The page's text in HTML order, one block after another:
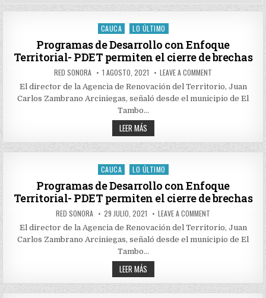
Posted
in
CAUCA LO ÚLTIMO
Programas de Desarrollo con Enfoque
Territorial- PDET permiten el cierre de brechas
AUTHOR:
RED SONORA PUBLISHED
DATE:
1 AGOSTO, 2021 LEAVE A COMMENT
DE
DESARROLLO
CON
CIERRE
DE
El director de la Agencia de Renovación del Territorio, Juan
Carlos Zambrano Arciniegas, señaló desde el municipio de El
Tambo…
LEER MÁSPROGRAMAS
DE
DESARROLLO
CON
TERRITORIAL-
PDET
PERMITEN
EL
CIERRE
DE
BRECHAS
Posted
in
CAUCA LO ÚLTIMO
Programas de Desarrollo con Enfoque
Territorial- PDET permiten el cierre de brechas
AUTHOR:
RED SONORA PUBLISHED
DATE:
29 JULIO, 2021 LEAVE A COMMENT
DE
DESARROLLO
CON
CIERRE
DE
El director de la Agencia de Renovación del Territorio, Juan
Carlos Zambrano Arciniegas, señaló desde el municipio de El
Tambo…
LEER MÁSPROGRAMAS
DE
DESARROLLO
CON